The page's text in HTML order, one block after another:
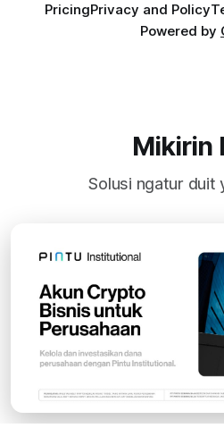
PricingPrivacy and Policy
Powered by
Mikirin
Solusi ngatur duit